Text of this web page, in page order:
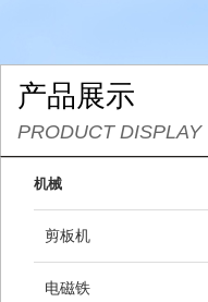
产品展示
PRODUCT DISPLAY
机械
剪板机
电磁铁